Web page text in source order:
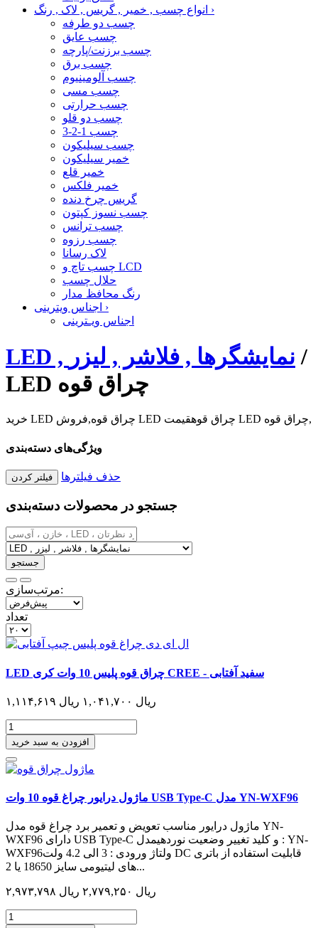
›
چسب دو طرفه
چسب عایق
چسب برزنت/پارچه
چسب برق
چسب آلومینیوم
چسب مسی
چسب حرارتی
چسب دو قلو
چسب 1-2-3
چسب سیلیکون
خمیر سیلیکون
خمیر قلع
خمیر فلکس
گریس چرخ دنده
چسب نسوز کپتون
چسب ترانس
چسب رزوه
لاک رسانا
چسب تاچ و LCD
حلال چسب
رنگ محافظ مدار
›
اجناس ویـترینی
LED , نمایشگرها , فلاشر , لیزر /
LED چراق قوه
خرید LED چراق قوه,فروش LED چراق قوهقیمت LED چراق قوه,
ویژگی‌های دسته‌بندی
حذف فیلترها
جستجو در محصولات دسته‌بندی
مرتب‌سازی:
تعداد
LED چراق قوه پلیس 10 وات کری CREE - سفید آفتابی
۱,۱۱۴,۶۱۹ ریال ۱,۰۴۱,۷۰۰ ریال
افزودن به سبد خرید
ماژول درایور چراغ قوه 10 وات USB Type-C مدل YN-WXF96
ماژول درایور مناسب تعویض و تعمیر برد چراغ قوه مدل YN-
WXF96 دارای USB Type-C و کلید تغییر وضعیت نوردهیمدل : YN-
WXF96ولتاژ ورودی : 3 الی 4.2 ولت DC قابلیت استفاده از باتری
های لیتیومی سایز 18650 یا 2...
۲,۹۷۳,۷۹۸ ریال ۲,۷۷۹,۲۵۰ ریال